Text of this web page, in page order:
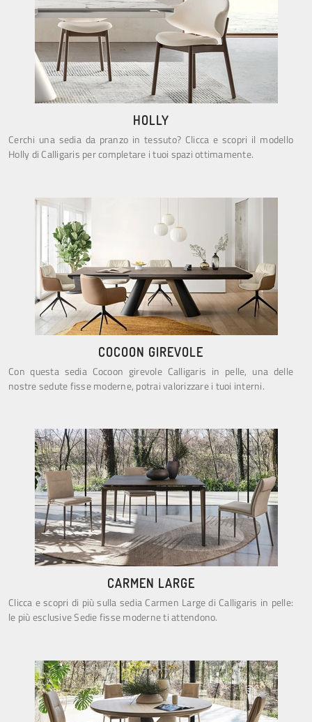
HOLLY
Cerchi una sedia da pranzo in tessuto? Clicca e scopri il modello
Holly di Calligaris per completare i tuoi spazi ottimamente.
COCOON GIREVOLE
Con questa sedia Cocoon girevole Calligaris in pelle, una delle
nostre sedute fisse moderne, potrai valorizzare i tuoi interni.
CARMEN LARGE
Clicca e scopri di più sulla sedia Carmen Large di Calligaris in pelle:
le più esclusive Sedie fisse moderne ti attendono.